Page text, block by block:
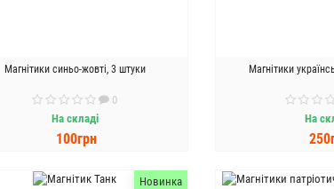
Магнітики синьо-жовті, 3 штуки
0
На складі
100грн
ДО КОШИКА
Магнітики
На
ДО КОШИКА
Новинка